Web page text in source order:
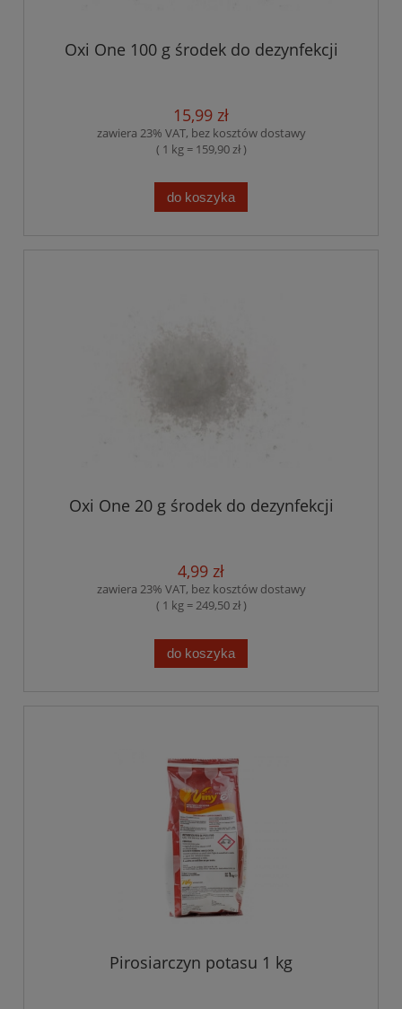
Oxi One 100 g środek do dezynfekcji
15,99 zł
zawiera 23% VAT, bez kosztów dostawy
( 1 kg = 159,90 zł )
do koszyka
Oxi One 20 g środek do dezynfekcji
4,99 zł
zawiera 23% VAT, bez kosztów dostawy
( 1 kg = 249,50 zł )
do koszyka
Pirosiarczyn potasu 1 kg